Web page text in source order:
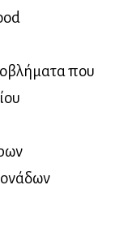
που